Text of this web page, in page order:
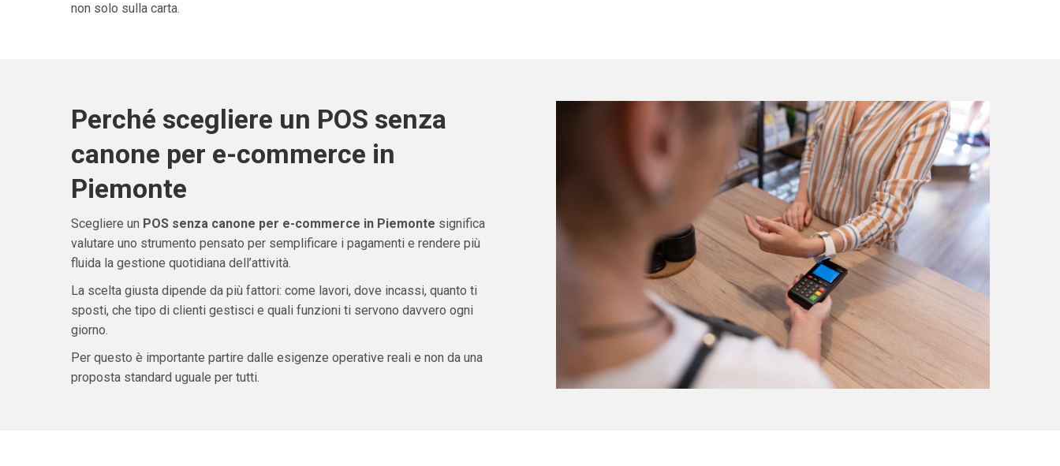
non solo sulla carta.
Perché scegliere un POS senza
canone per e-commerce in
Piemonte
Scegliere un POS senza canone per e-commerce in Piemonte significa
valutare uno strumento pensato per semplificare i pagamenti e rendere più
fluida la gestione quotidiana dell’attività.
La scelta giusta dipende da più fattori: come lavori, dove incassi, quanto ti
sposti, che tipo di clienti gestisci e quali funzioni ti servono davvero ogni
giorno.
Per questo è importante partire dalle esigenze operative reali e non da una
proposta standard uguale per tutti.